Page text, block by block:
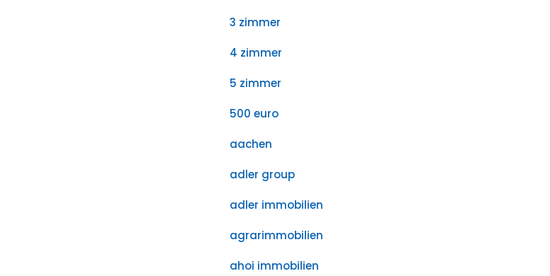
3 zimmer
4 zimmer
5 zimmer
500 euro
aachen
adler group
adler immobilien
agrarimmobilien
ahoi immobilien